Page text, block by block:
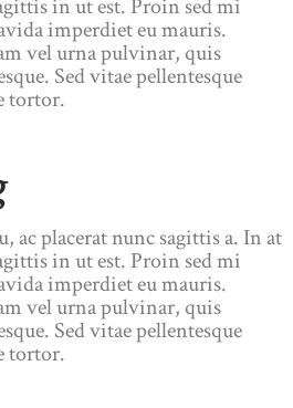
in ut est. Proin sed mi
imperdiet eu mauris.
vel urna pulvinar, quis
Sed vitae pellentesque
tortor.
ac placerat nunc sagittis a. In at
in ut est. Proin sed mi
imperdiet eu mauris.
vel urna pulvinar, quis
Sed vitae pellentesque
tortor.